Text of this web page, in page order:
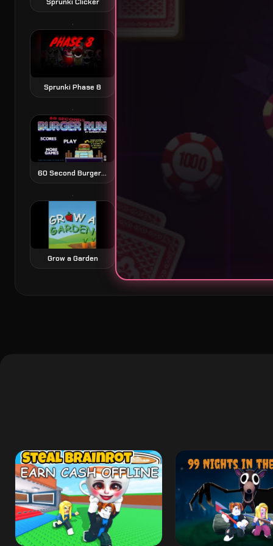
Sprunki Phase 8
60 Second Burger Run 60 秒汉堡跑酷
Grow a Garden